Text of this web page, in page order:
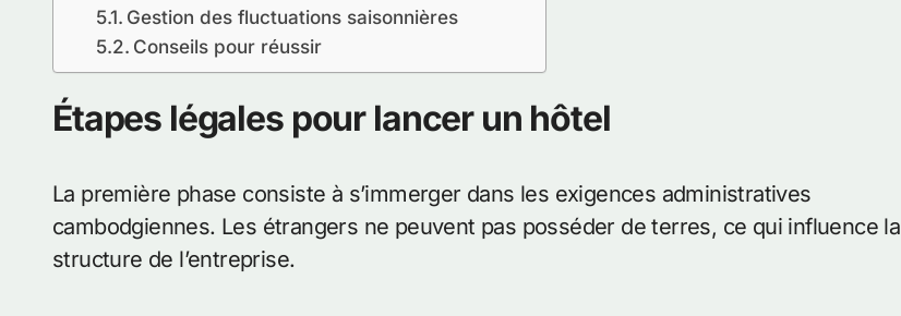
Gestion des fluctuations saisonnières
Conseils pour réussir
Étapes légales pour lancer un hôtel
La première phase consiste à s’immerger dans les exigences administratives
cambodgiennes. Les étrangers ne peuvent pas posséder de terres, ce qui influence la
structure de l’entreprise.